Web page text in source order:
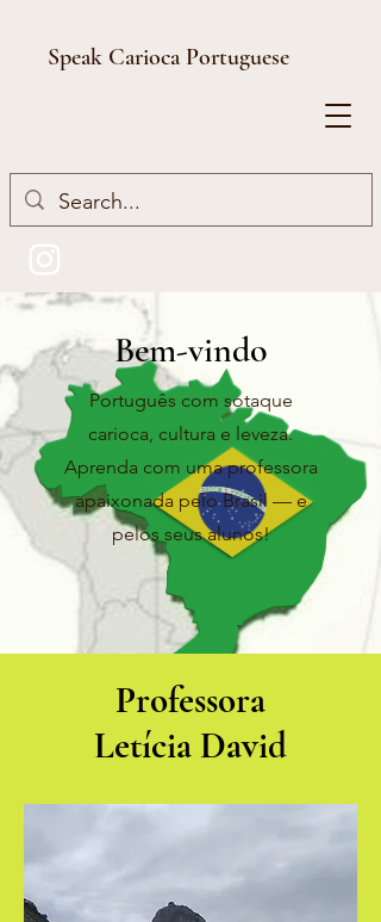
Speak Carioca Portuguese
Bem-vindo
Português com sotaque
carioca, cultura e leveza.
Aprenda com uma professora
apaixonada pelo Brasil — e
pelos seus alunos!
Professora
Letícia David